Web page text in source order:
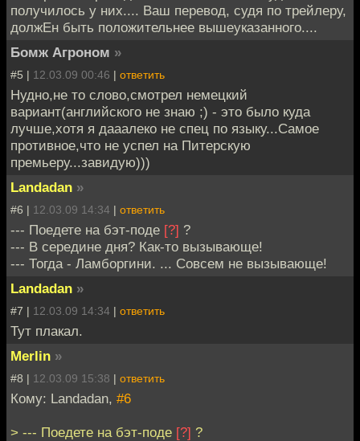
получилось у них.... Ваш перевод, судя по трейлеру,
должЕн быть положительнее вышеуказанного....
Бомж Агроном »
#5 | 12.03.09 00:46 | ответить
Нудно,не то слово,смотрел немецкий
вариант(английского не знаю ;) - это было куда
лучше,хотя я дааалеко не спец по языку...Самое
противное,что не успел на Питерскую
премьеру...завидую)))
Landadan »
#6 | 12.03.09 14:34 | ответить
--- Поедете на бэт-поде [?] ?
--- В середине дня? Как-то вызывающе!
--- Тогда - Ламборгини. ... Совсем не вызывающе!
Landadan »
#7 | 12.03.09 14:34 | ответить
Тут плакал.
Merlin »
#8 | 12.03.09 15:38 | ответить
Кому: Landadan, #6
> --- Поедете на бэт-поде [?] ?